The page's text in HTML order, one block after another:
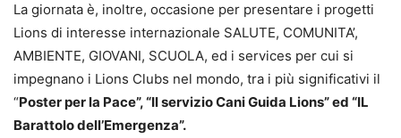
La giornata è, inoltre, occasione per presentare i progetti
Lions di interesse internazionale SALUTE, COMUNITA’,
AMBIENTE, GIOVANI, SCUOLA, ed i services per cui si
impegnano i Lions Clubs nel mondo, tra i più significativi il
“Poster per la Pace”, “Il servizio Cani Guida Lions” ed “IL
Barattolo dell’Emergenza”.